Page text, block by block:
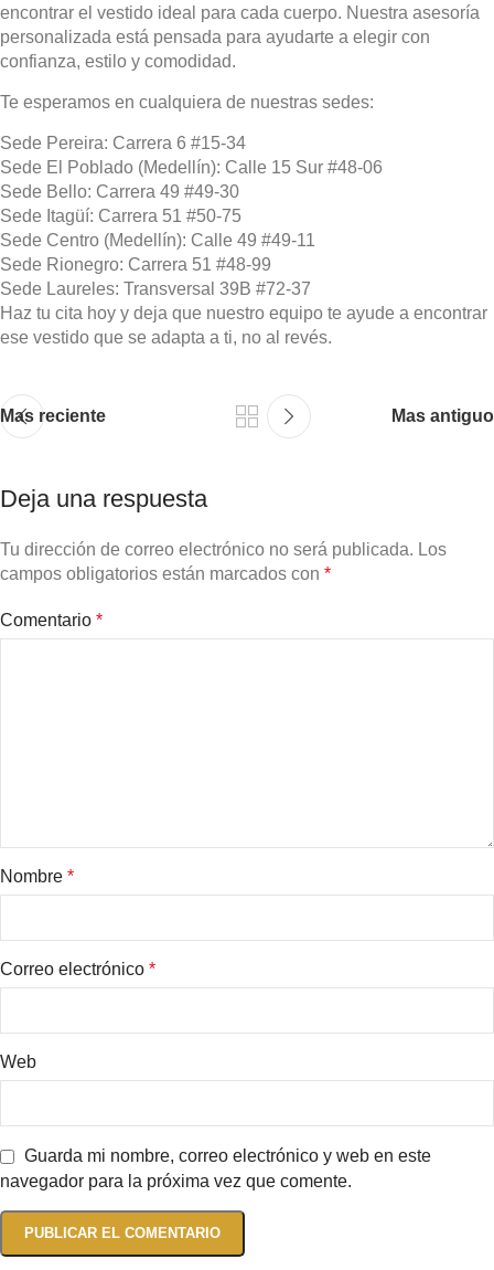
encontrar el vestido ideal para cada cuerpo. Nuestra asesoría
personalizada está pensada para ayudarte a elegir con
confianza, estilo y comodidad.
Te esperamos en cualquiera de nuestras sedes:
Sede Pereira: Carrera 6 #15‑34
Sede El Poblado (Medellín): Calle 15 Sur #48‑06
Sede Bello: Carrera 49 #49‑30
Sede Itagüí: Carrera 51 #50‑75
Sede Centro (Medellín): Calle 49 #49‑11
Sede Rionegro: Carrera 51 #48‑99
Sede Laureles: Transversal 39B #72‑37
Haz tu cita hoy y deja que nuestro equipo te ayude a encontrar
ese vestido que se adapta a ti, no al revés.
Mas reciente Mas antiguo
Deja una respuesta
Tu dirección de correo electrónico no será publicada. Los
campos obligatorios están marcados con *
Comentario *
Nombre *
Correo electrónico *
Web
Guarda mi nombre, correo electrónico y web en este
navegador para la próxima vez que comente.